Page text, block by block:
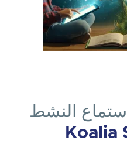
النشط
Koalia